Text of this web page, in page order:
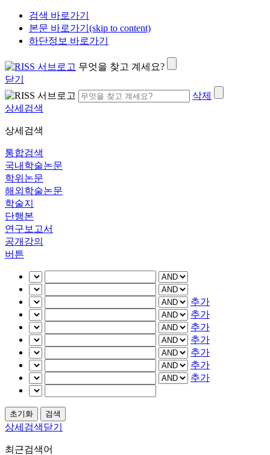
검색 바로가기
본문 바로가기(skip to content)
하단정보 바로가기
무엇을 찾고 계세요?
닫기
삭제
상세검색
상세검색
통합검색
국내학술논문
학위논문
해외학술논문
학술지
단행본
연구보고서
공개강의
버튼
추가
추가
추가
추가
추가
추가
추가
상세검색닫기
최근검색어